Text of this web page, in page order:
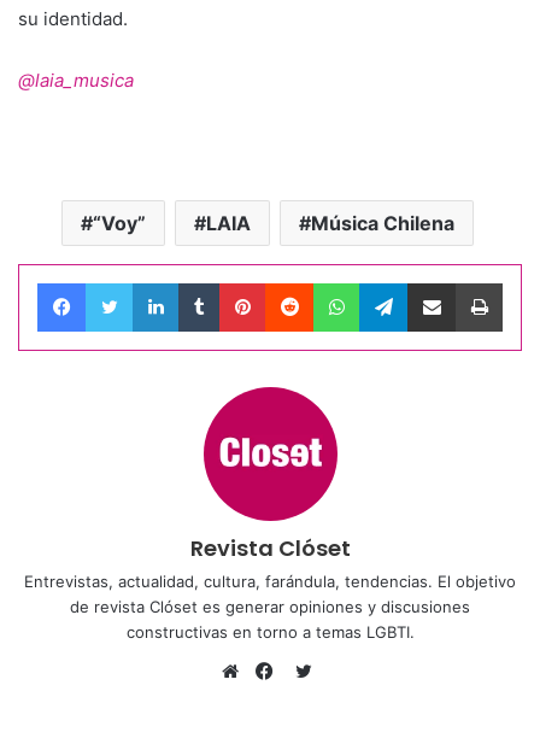
su identidad.
@laia_musica
“Voy” LAIA Música Chilena
FacebookTwitterLinkedInTumblrPinterestRedditWhatsAppTelegramCompartir por correo electrónico
Revista Clóset
Entrevistas, actualidad, cultura, farándula, tendencias. El objetivo
de revista Clóset es generar opiniones y discusiones
constructivas en torno a temas LGBTI.